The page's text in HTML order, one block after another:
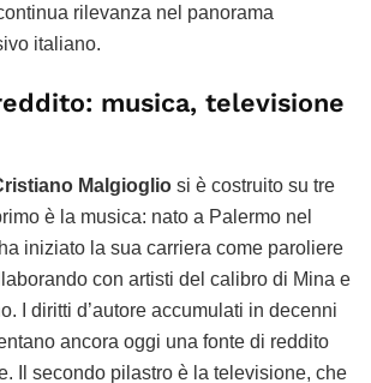
rilevanza nel panorama
italiano.
musica, televisione
Malgioglio si è costruito su tre
è la musica: nato a Palermo nel
iniziato la sua carriera come paroliere
con artisti del calibro di Mina e
I diritti d’autore accumulati in decenni
ancora oggi una fonte di reddito
Il secondo pilastro è la televisione, che